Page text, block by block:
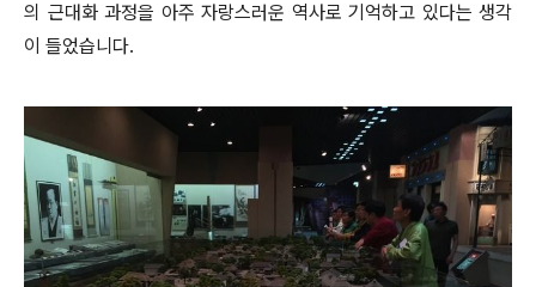
의 근대화 과정을 아주 자랑스러운 역사로 기억하고 있다는 생각
이 들었습니다.